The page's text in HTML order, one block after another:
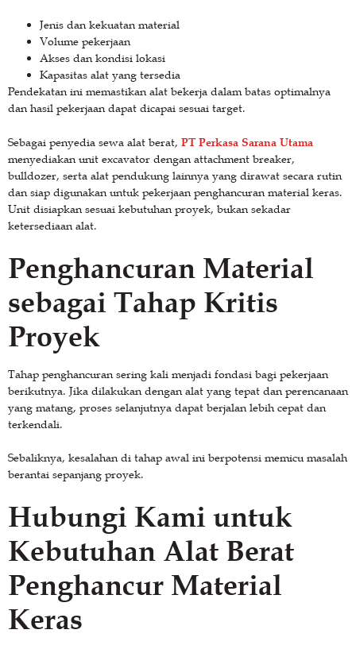
Jenis dan kekuatan material
Volume pekerjaan
Akses dan kondisi lokasi
Kapasitas alat yang tersedia
Pendekatan ini memastikan alat bekerja dalam batas optimalnya
dan hasil pekerjaan dapat dicapai sesuai target.
Sebagai penyedia sewa alat berat, PT Perkasa Sarana Utama
menyediakan unit excavator dengan attachment breaker,
bulldozer, serta alat pendukung lainnya yang dirawat secara rutin
dan siap digunakan untuk pekerjaan penghancuran material keras.
Unit disiapkan sesuai kebutuhan proyek, bukan sekadar
ketersediaan alat.
Penghancuran Material
sebagai Tahap Kritis
Proyek
Tahap penghancuran sering kali menjadi fondasi bagi pekerjaan
berikutnya. Jika dilakukan dengan alat yang tepat dan perencanaan
yang matang, proses selanjutnya dapat berjalan lebih cepat dan
terkendali.
Sebaliknya, kesalahan di tahap awal ini berpotensi memicu masalah
berantai sepanjang proyek.
Hubungi Kami untuk
Kebutuhan Alat Berat
Penghancur Material
Keras